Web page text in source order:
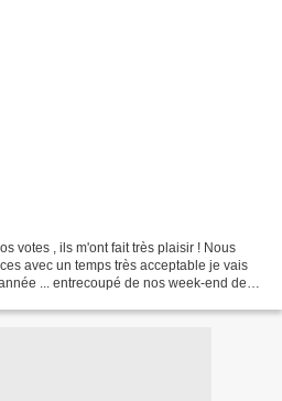
votes , ils m'ont fait très plaisir ! Nous
avec un temps très acceptable je vais
... entrecoupé de nos week-end de